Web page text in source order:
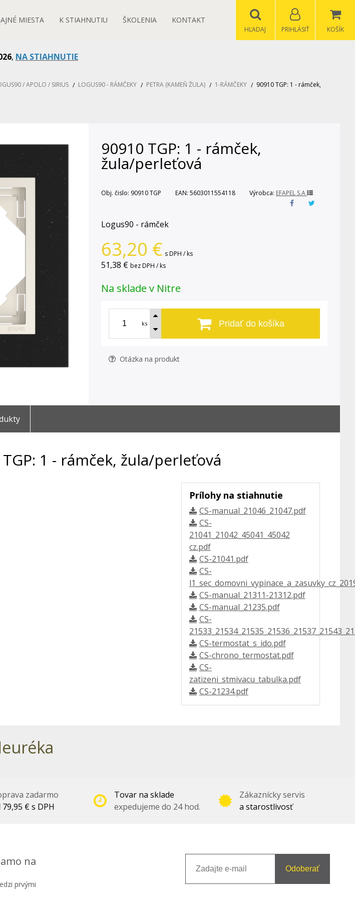
MIESTA K STIAHNUTIU ŠKOLENIA KONTAKT
KOŠÍK
PRIHLÁSIŤ
HĽADAJ
, NA STIAHNUTIE
/ APOLO / SIRIUS LOGUS90 - RÁMČEKY PETRA (KAMEŇ ŽULA) 1-RÁMČEKY
90910 TGP: 1 - rámček,
90910 TGP: 1 - rámček,
žula/perleťová
Obj. čislo: 90910 TGP EAN: 5603011554118 Výrobca: EFAPEL S.A
Logus90 - rámček
63,20 € s DPH / ks
51,38 € bez DPH / ks
Na sklade v Nitre
ks Pridať do košíka
Otázka na produkt
1 - rámček, žula/perleťová
Prílohy na stiahnutie
CS-manual_21046_21047.pdf
CS-
21041_21042_45041_45042
cz.pdf
CS-21041.pdf
CS-
CS-manual_21311-21312.pdf
CS-manual_21235.pdf
CS-
CS-termostat_s_ido.pdf
CS-chrono_termostat.pdf
CS-
zatizeni_stmivacu_tabulka.pdf
CS-21234.pdf
zadarmo
79,95 € s DPH
Tovar na sklade
expedujeme do 24 hod.
Zákaznícky servis
a starostlivosť
na
prvými
Odoberať